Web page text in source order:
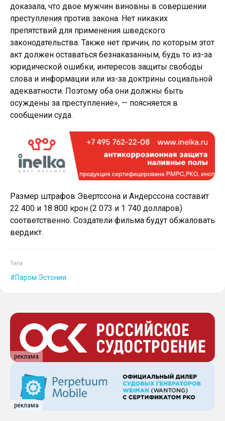
доказала, что двое мужчин виновны в совершении
преступления против закона. Нет никаких
препятствий для применения шведского
законодательства. Также нет причин, по которым этот
акт должен оставаться безнаказанным, будь то из-за
юридической ошибки, интересов защиты свободы
слова и информации или из-за доктрины социальной
адекватности. Поэтому оба они должны быть
осуждены за преступление», — поясняется в
сообщении суда.
Размер штрафов Эвертссона и Андерссона составит
22 400 и 18 800 крон (2 073 и 1 740 долларов)
соответственно. Создатели фильма будут обжаловать
вердикт.
Теги
Паром Эстония
реклама
реклама